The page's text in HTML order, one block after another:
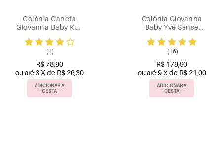
Colônia Caneta
Giovanna Baby Kim
(1)
R$ 78,90
ou até 3 X de R$ 26,30
ADICIONAR À
CESTA
Colônia Giovanna
Baby Yve Sense
(16)
R$ 179,90
ou até 9 X de R$ 21,00
ADICIONAR À
CESTA